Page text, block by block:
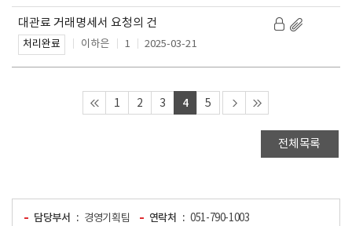
대관료 거래명세서 요청의 건
처리완료 이하은 1 2025-03-21
1 2 3 4 5
전체목록
담당부서 경영기획팀 연락처
051-790-1003